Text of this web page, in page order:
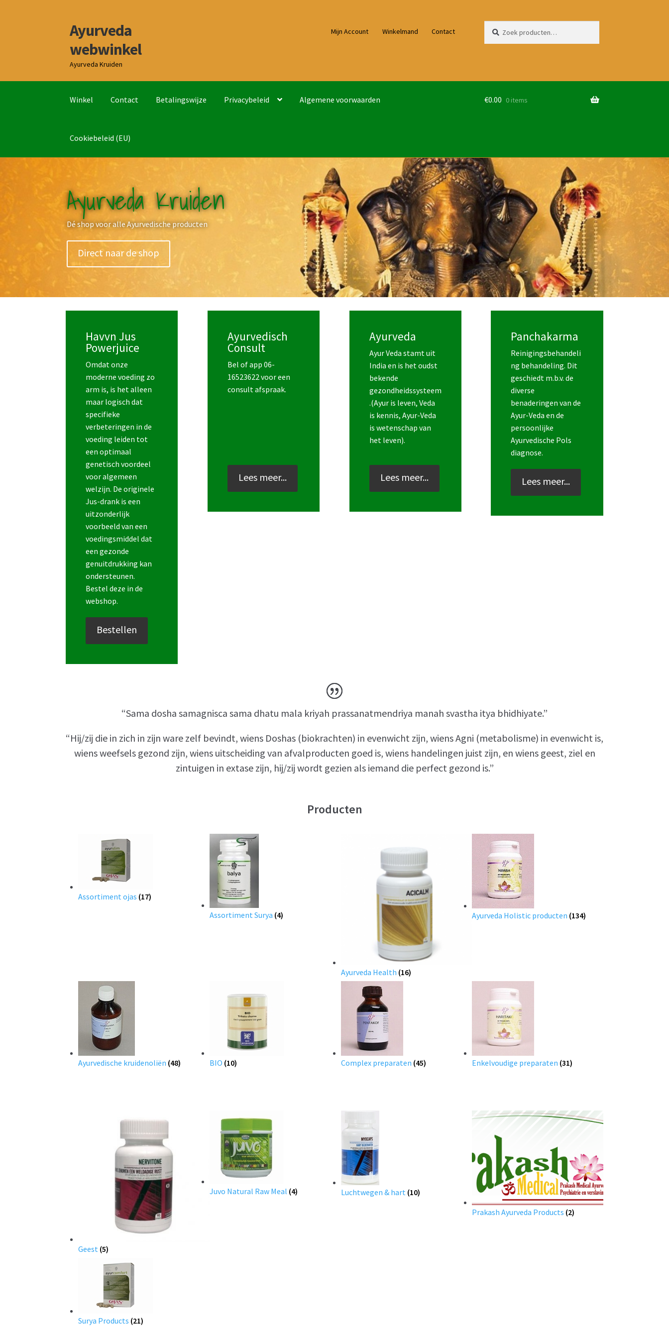
Ga
door
naar
navigatie
Ga
naar
de
inhoud
Ayurveda
webwinkel
Ayurveda Kruiden
Mijn Account Winkelmand Contact
naar:
Winkel Contact Betalingswijze Privacybeleid Algemene voorwaarden
Cookiebeleid (EU)
€0.00 0 items
Ayurveda Kruiden
Dé shop voor alle Ayurvedische producten
Direct naar de shop
Havvn Jus
Powerjuice
Omdat onze
moderne voeding zo
arm is, is het alleen
maar logisch dat
specifieke
verbeteringen in de
voeding leiden tot
een optimaal
genetisch voordeel
voor algemeen
welzijn. De originele
Jus-drank is een
uitzonderlijk
voorbeeld van een
voedingsmiddel dat
een gezonde
genuitdrukking kan
ondersteunen.
Bestel deze in de
webshop.
Bestellen
Ayurvedisch
Consult
Bel of app 06-
16523622 voor een
consult afspraak.
Lees meer...
Ayurveda
Ayur Veda stamt uit
India en is het oudst
bekende
gezondheidssysteem
.(Ayur is leven, Veda
is kennis, Ayur-Veda
is wetenschap van
het leven).
Lees meer...
Panchakarma
Reinigingsbehandeli
ng behandeling. Dit
geschiedt m.b.v. de
diverse
benaderingen van de
Ayur-Veda en de
persoonlijke
Ayurvedische Pols
diagnose.
Lees meer...
“Sama dosha samagnisca sama dhatu mala kriyah prassanatmendriya manah svastha itya bhidhiyate.”
“Hij/zij die in zich in zijn ware zelf bevindt, wiens Doshas (biokrachten) in evenwicht zijn, wiens Agni (metabolisme) in evenwicht is,
wiens weefsels gezond zijn, wiens uitscheiding van afvalproducten goed is, wiens handelingen juist zijn, en wiens geest, ziel en
zintuigen in extase zijn, hij/zij wordt gezien als iemand die perfect gezond is.”
Producten
Assortiment ojas (17)
Assortiment Surya (4)
Ayurveda Health (16)
Ayurveda Holistic producten (134)
Ayurvedische kruidenoliën (48) BIO (10) Complex preparaten (45) Enkelvoudige preparaten (31)
Geest (5)
Juvo Natural Raw Meal (4) Luchtwegen & hart (10)
Prakash Ayurveda Products (2)
Surya Products (21)